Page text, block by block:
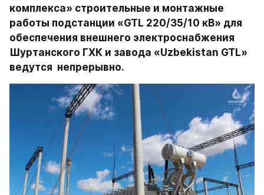
комплекса» строительные и монтажные
работы подстанции «GTL 220/35/10 кВ» для
обеспечения внешнего электроснабжения
Шуртанского ГХК и завода «Uzbekistan GTL»
ведутся  непрерывно.